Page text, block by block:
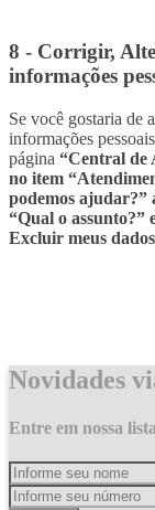
8 - Corrigir,
informações
Se você gostaria de
informações
página “Central de
no item
podemos ajudar?”
“Qual o assunto?”
Excluir meus dados
Novidades
Entre em nossa